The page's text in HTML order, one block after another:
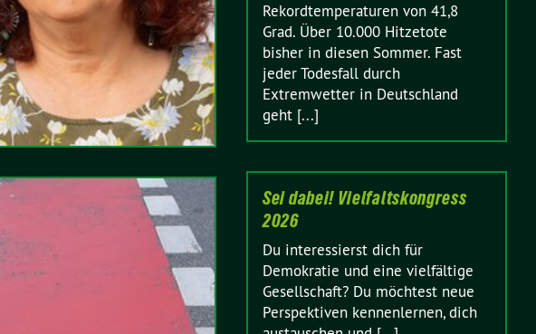
Rekordtemperaturen von 41,8
Grad. Über 10.000 Hitzetote
bisher in diesen Sommer. Fast
jeder Todesfall durch
Extremwetter in Deutschland
geht [...]
Sei dabei! Vielfaltskongress
2026
Du interessierst dich für
Demokratie und eine vielfältige
Gesellschaft? Du möchtest neue
Perspektiven kennenlernen, dich